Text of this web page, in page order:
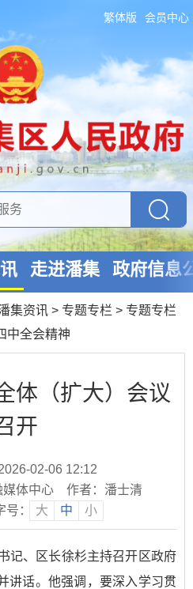
繁体版 会员中心
走进潘集 政府信息
集资讯 > 专题专栏 > 专题专栏
中全会精神
体（扩大）会议
开
02-06 12:12
媒体中心
作者：潘士清
号： 大 中 小
记、区长徐杉主持召开区政府
讲话。他强调，要深入学习贯